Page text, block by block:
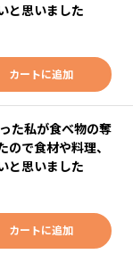
と思いました
カートに追加
た私が食べ物の奪
で食材や料理、
と思いました
カートに追加